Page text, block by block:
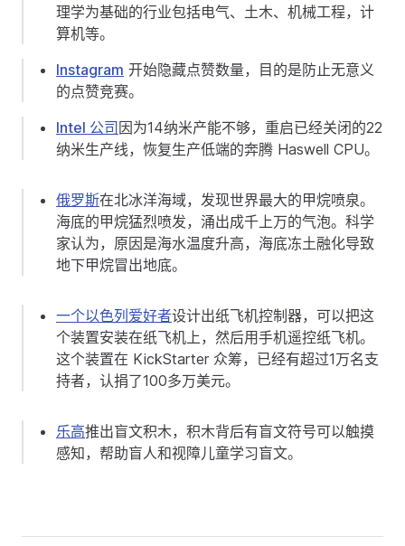
理学为基础的行业包括电气、土木、机械工程，计
算机等。
Instagram 开始隐藏点赞数量，目的是防止无意义
的点赞竞赛。
Intel 公司 因为14纳米产能不够，重启已经关闭的22
纳米生产线，恢复生产低端的奔腾 Haswell CPU。
俄罗斯在北冰洋海域，发现世界最大的甲烷喷泉。
海底的甲烷猛烈喷发，涌出成千上万的气泡。科学
家认为，原因是海水温度升高，海底冻土融化导致
地下甲烷冒出地底。
一个以色列爱好者设计出纸飞机控制器，可以把这
个装置安装在纸飞机上，然后用手机遥控纸飞机。
这个装置在 KickStarter 众筹，已经有超过1万名支
持者，认捐了100多万美元。
乐高推出盲文积木，积木背后有盲文符号可以触摸
感知，帮助盲人和视障儿童学习盲文。